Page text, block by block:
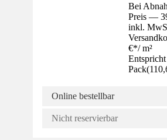
Bei
Preis —
inkl.
€*/ m²
Pack(
Online bestellbar
Nicht reservierbar